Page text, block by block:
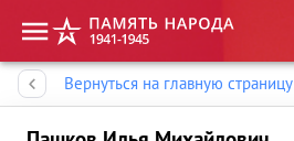
Вернуться на главную страницу
Память народа